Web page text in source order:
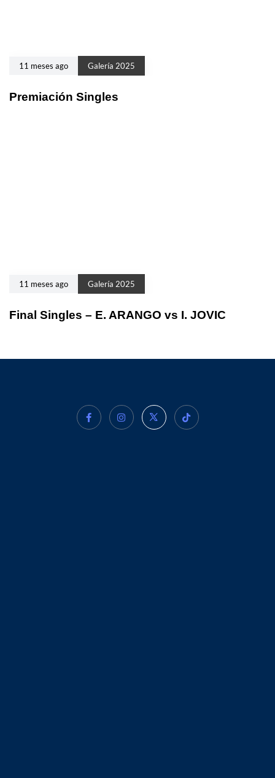
11 meses ago Galería 2025
Premiación Singles
11 meses ago Galería 2025
Final Singles – E. ARANGO vs I. JOVIC